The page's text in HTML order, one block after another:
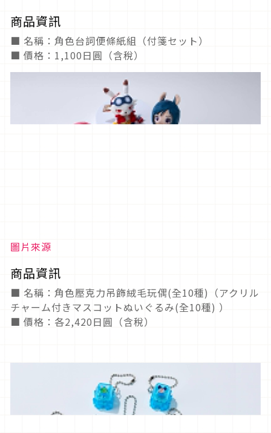
商品資訊
■ 名稱：角色台詞便條紙組（付箋セット）
■ 價格：1,100日圓（含稅）
圖片來源
商品資訊
■ 名稱：角色壓克力吊飾絨毛玩偶(全10種)（アクリル
チャーム付きマスコットぬいぐるみ(全10種) ）
■ 價格：各2,420日圓（含稅）